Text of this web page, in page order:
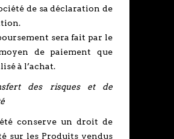
de sa déclaration de
sera fait par le
de paiement que
à l’achat.
des risques et de
conserve un droit de
sur les Produits vendus